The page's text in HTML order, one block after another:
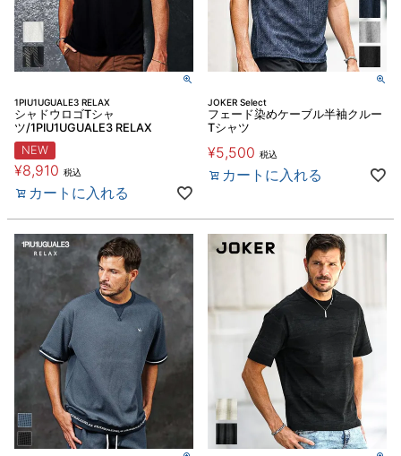
1PIU1UGUALE3 RELAX
シャドウロゴTシャ
ツ/1PIU1UGUALE3 RELAX
NEW
¥8,910 税込
カートに入れる
JOKER Select
フェード染めケーブル半袖クルー
Tシャツ
¥5,500 税込
カートに入れる